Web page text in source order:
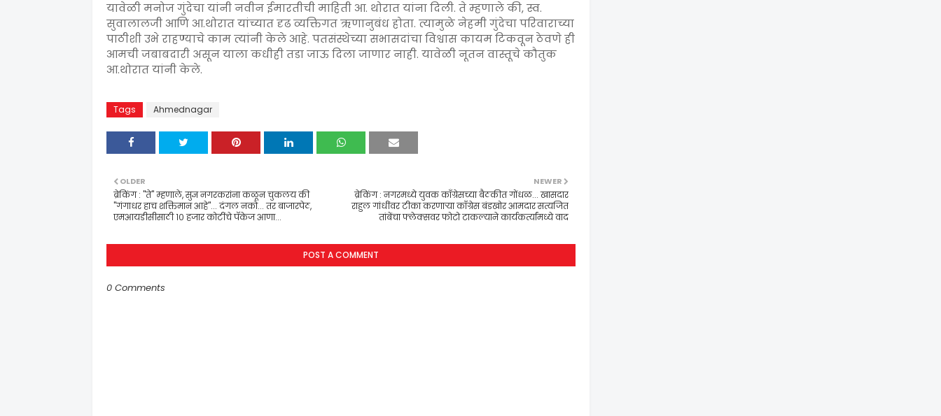
यावेळी मनोज गुंदेचा यांनी नवीन ईमारतीची माहिती आ. थोरात यांना दिली. ते म्हणाले की, स्व.
सुवालालजी आणि आ.थोरात यांच्यात दृढ व्यक्तिगत ऋणानुबंध होता. त्यामुळे नेहमी गुंदेचा परिवाराच्या
पाठीशी उभे राहण्याचे काम त्यांनी केले आहे. पतसंस्थेच्या सभासदांचा विश्वास कायम टिकवून ठेवणे ही
आमची जबाबदारी असून याला कधीही तडा जाऊ दिला जाणार नाही. यावेळी नूतन वास्तूचे कौतुक
आ.थोरात यांनी केले.
Tags Ahmednagar
NEWER
ब्रेकिंग : नगरमध्ये युवक काँग्रेसच्या बैठकीत गोंधळ... खासदार
राहुल गांधींवर टीका करणाऱ्या काँग्रेस बंडखोर आमदार सत्यजित
तांबेंचा फ्लेक्सवर फोटो टाकल्याने कार्यकर्त्यांमध्ये वाद
OLDER
ब्रेकिंग : "ते" म्हणाले, सुज्ञ नगरकरांना कळून चुकलय की
"गंगाधर हाच शक्तिमान आहे"... दंगल नको... तर बाजारपेठ,
एमआयडीसीसाठी १० हजार कोटींचे पॅकेज आणा...
POST A COMMENT
0 Comments